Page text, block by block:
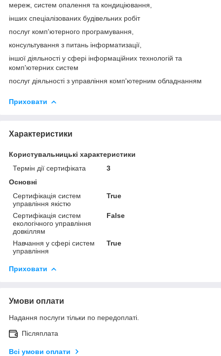
мереж, систем опалення та кондиціювання,
інших спеціалізованих будівельних робіт
послуг комп'ютерного програмування,
консультування з питань інформатизації,
іншої діяльності у сфері інформаційних технологій та
комп'ютерних систем
послуг діяльності з управління комп'ютерним обладнанням
Приховати
Характеристики
Користувальницькі характеристики
Термін дії сертифіката
3
Основні
Сертифікація систем
управління якістю
True
Сертифікація систем
екологічного управління
довкіллям
False
Навчання у сфері систем
управління
True
Приховати
Умови оплати
Надання послуги тільки по передоплаті.
Післяплата
Всі умови оплати